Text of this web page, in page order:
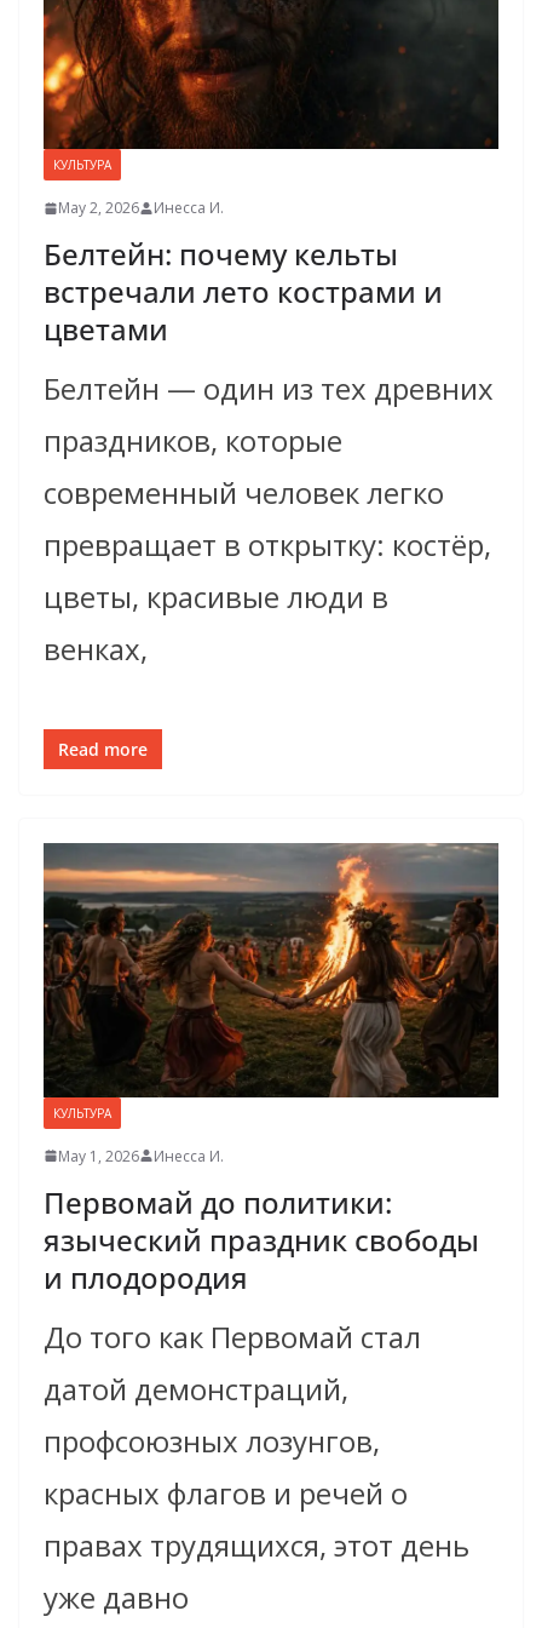
КУЛЬТУРА
May 2, 2026 Инесса И.
Белтейн: почему кельты
встречали лето кострами и
цветами
Белтейн — один из тех древних
праздников, которые
современный человек легко
превращает в открытку: костёр,
цветы, красивые люди в
венках,
Read more
КУЛЬТУРА
May 1, 2026 Инесса И.
Первомай до политики:
языческий праздник свободы
и плодородия
До того как Первомай стал
датой демонстраций,
профсоюзных лозунгов,
красных флагов и речей о
правах трудящихся, этот день
уже давно